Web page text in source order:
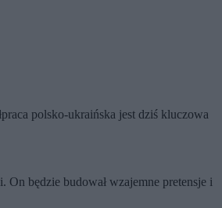
polsko-ukraińska jest dziś kluczowa
On będzie budował wzajemne pretensje i